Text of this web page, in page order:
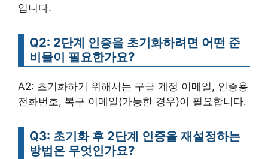
입니다.
Q2: 2단계 인증을 초기화하려면 어떤 준
비물이 필요한가요?
A2: 초기화하기 위해서는 구글 계정 이메일, 인증용
전화번호, 복구 이메일(가능한 경우)이 필요합니다.
Q3: 초기화 후 2단계 인증을 재설정하는
방법은 무엇인가요?